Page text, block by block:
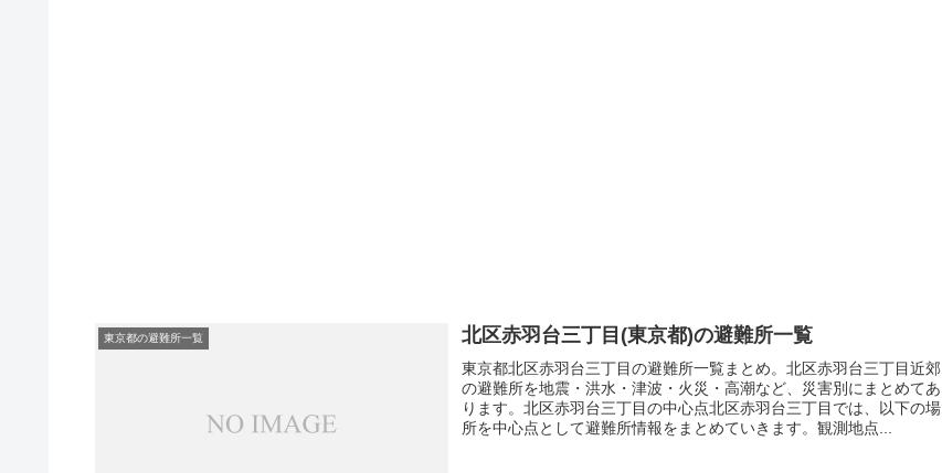
東京都の避難所一覧 北区赤羽台三丁目(東京都)の避難所一覧
東京都北区赤羽台三丁目の避難所一覧まとめ。北区赤羽台三丁目近郊
の避難所を地震・洪水・津波・火災・高潮など、災害別にまとめてあ
ります。北区赤羽台三丁目の中心点北区赤羽台三丁目では、以下の場
所を中心点として避難所情報をまとめていきます。観測地点...